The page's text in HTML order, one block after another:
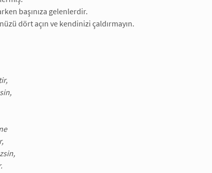
başınıza gelenlerdir.
dört açın ve kendinizi çaldırmayın.